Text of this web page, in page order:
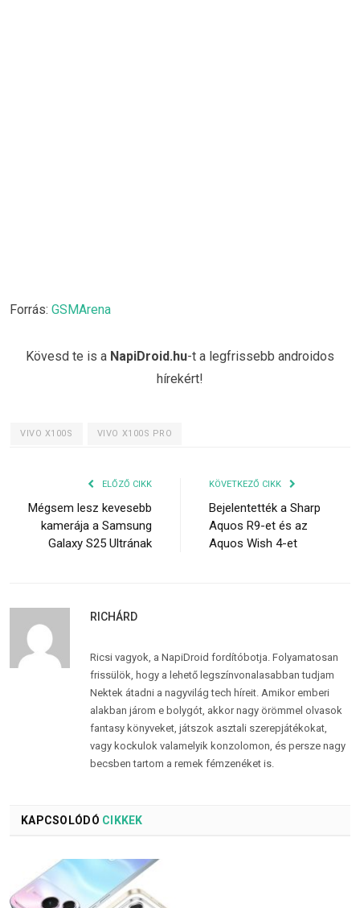
Forrás: GSMArena
Kövesd te is a NapiDroid.hu-t a legfrissebb androidos
hírekért!
VIVO X100S VIVO X100S PRO
ELŐZŐ CIKK
Mégsem lesz kevesebb
kamerája a Samsung
Galaxy S25 Ultrának
KÖVETKEZŐ CIKK
Bejelentették a Sharp
Aquos R9-et és az
Aquos Wish 4-et
RICHÁRD
Ricsi vagyok, a NapiDroid fordítóbotja. Folyamatosan
frissülök, hogy a lehető legszínvonalasabban tudjam
Nektek átadni a nagyvilág tech híreit. Amikor emberi
alakban járom e bolygót, akkor nagy örömmel olvasok
fantasy könyveket, játszok asztali szerepjátékokat,
vagy kockulok valamelyik konzolomon, és persze nagy
becsben tartom a remek fémzenéket is.
KAPCSOLÓDÓ CIKKEK